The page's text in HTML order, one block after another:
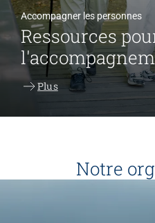
Accompagner les personnes
Ressources
Plus
Notre